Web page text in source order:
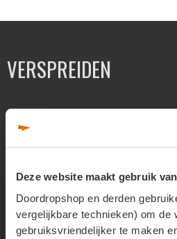
Deze website maakt gebruik
Doordropshop en derden
vergelijkbare technieken) om de
gebruiksvriendelijker te maken
VERSPREIDEN
Geadresseerd verspreiden
Drukwerk verspreiden